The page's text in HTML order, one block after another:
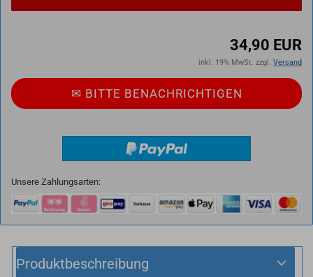
34,90 EUR
inkl. 19% MwSt. zzgl. Versand
✉ BITTE BE­NACH­RICH­TI­GEN
Unsere Zahlungsarten:
Produktbeschreibung